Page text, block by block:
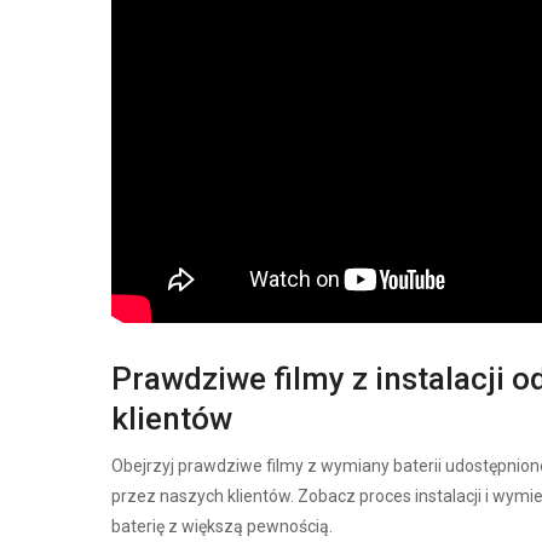
Prawdziwe filmy z instalacji
klientów
Obejrzyj prawdziwe filmy z wymiany baterii
przez naszych klientów. Zobacz proces instalacji i
baterię z większą pewnością.